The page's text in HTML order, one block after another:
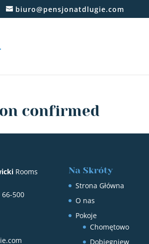
biuro@pensjonatdlugie.com
confirmed
Rooms
500
Na Skróty
Strona Główna
O nas
Pokoje
Chomętowo
Dobiegniew